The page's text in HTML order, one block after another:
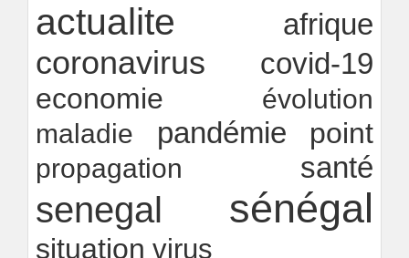
ambitions de l’État
13/07/2026 -Ndakhté M. GAYE
actualite afrique
coronavirus covid-19
economie
évolution
maladie
pandémie point
propagation santé
senegal sénégal
situation virus